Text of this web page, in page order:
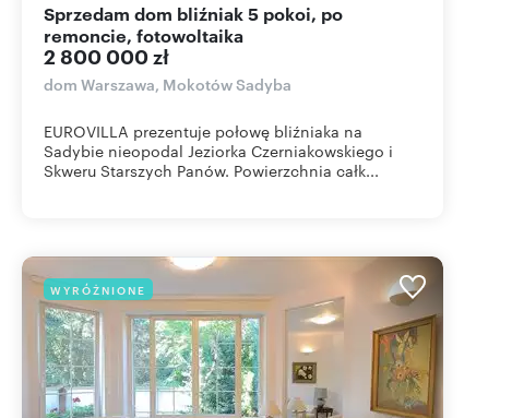
Sprzedam dom bliźniak 5 pokoi, po
remoncie, fotowoltaika
2 800 000 zł
dom Warszawa, Mokotów Sadyba
EUROVILLA prezentuje połowę bliźniaka na
Sadybie nieopodal Jeziorka Czerniakowskiego i
Skweru Starszych Panów. Powierzchnia całk...
WYRÓŻNIONE